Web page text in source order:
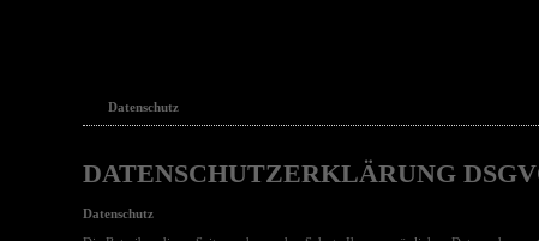
Datenschutz
DATENSCHUTZERKLÄRUNG
Datenschutz